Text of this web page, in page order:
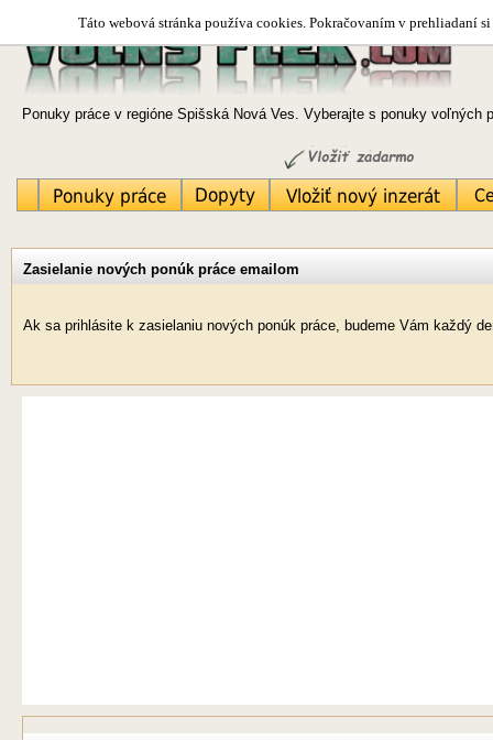
Táto webová stránka používa cookies. Pokračovaním v prehliadaní
Ponuky práce v regióne Spišská Nová Ves. Vyberajte s ponuky
Zasielanie nových ponúk práce emailom
Ak sa prihlásite k zasielaniu nových ponúk práce, budeme Vám každý